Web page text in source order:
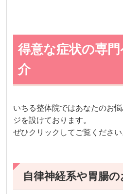
得意な症状の専
介
いちる整体院ではあなたのお
ジを設けております。
ぜひクリックしてご覧ください
自律神経系や胃腸